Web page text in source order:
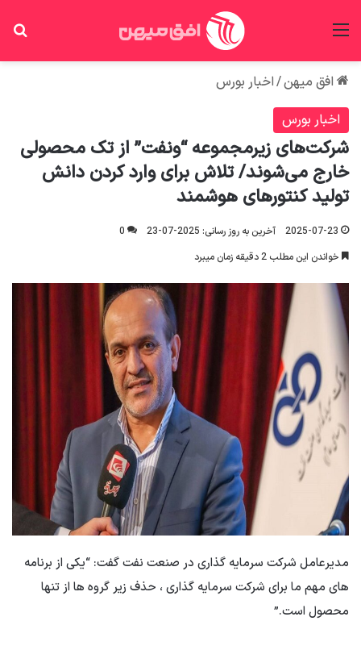
افق میهن/اخبار بورس
اخبار بورس
شرکت‌های زیرمجموعه “ونفت” از تک محصولی
خارج می‌شوند/ تلاش برای وارد کردن دانش
تولید کنتور‌های هوشمند
2025-07-23 آخرین به روز رسانی: 2025-07-23
0
خواندن این مطلب 2 دقیقه زمان میبرد
مدیرعامل شرکت سرمایه گذاری در صنعت نفت گفت: “یکی از برنامه
های مهم ما برای شرکت سرمایه گذاری ، حذف زیر گروه ها از تنها
محصول است.”